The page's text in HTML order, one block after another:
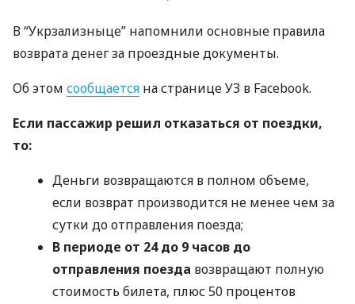
В “Укрзализныце” напомнили основные правила
возврата денег за проездные документы.
Об этом сообщается на странице УЗ в Facebook.
Если пассажир решил отказаться от поездки,
то:
Деньги возвращаются в полном объеме,
если возврат производится не менее чем за
сутки до отправления поезда;
В периоде от 24 до 9 часов до
отправления поезда возвращают полную
стоимость билета, плюс 50 процентов